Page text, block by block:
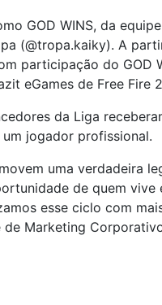
GOD WINS, da
(@tropa.kaiky). A
participação do GOD
eGames de Free Fire
da Liga
jogador profissional.
uma verdadeira
de quem
esse ciclo com
de Marketing